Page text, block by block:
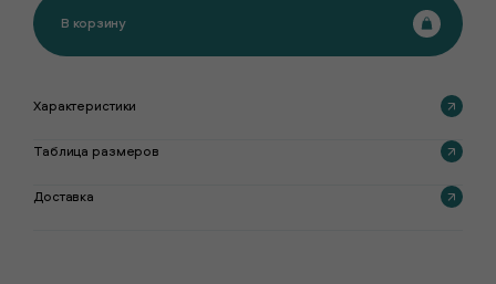
В корзину
Характеристики
Таблица размеров
Доставка